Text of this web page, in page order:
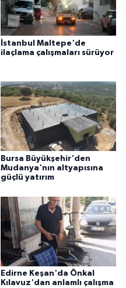
İstanbul Maltepe'de
ilaçlama çalışmaları sürüyor
Bursa Büyükşehir'den
Mudanya'nın altyapısına
güçlü yatırım
Edirne Keşan'da Önkal
Kılavuz'dan anlamlı çalışma